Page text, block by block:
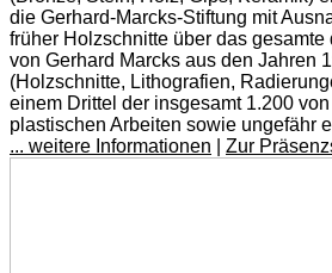
die Gerhard-Marcks-Stiftung mit
früher Holzschnitte über das
von Gerhard Marcks aus den Jahren
(Holzschnitte, Lithografien,
einem Drittel der insgesamt 1.200
plastischen Arbeiten sowie ungefähr
... weitere Informationen
Zur